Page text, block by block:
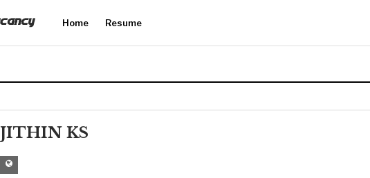
Home Resume
JITHIN KS